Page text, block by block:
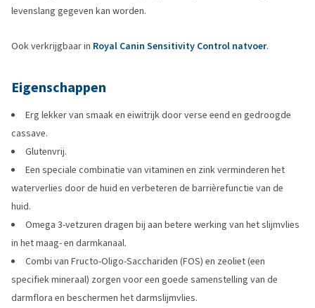
levenslang gegeven kan worden.
Ook verkrijgbaar in Royal Canin Sensitivity Control natvoer.
Eigenschappen
Erg lekker van smaak en eiwitrijk door verse eend en gedroogde
cassave.
Glutenvrij.
Een speciale combinatie van vitaminen en zink verminderen het
waterverlies door de huid en verbeteren de barrièrefunctie van de
huid.
Omega 3-vetzuren dragen bij aan betere werking van het slijmvlies
in het maag- en darmkanaal.
Combi van Fructo-Oligo-Sacchariden (FOS) en zeoliet (een
specifiek mineraal) zorgen voor een goede samenstelling van de
darmflora en beschermen het darmslijmvlies.